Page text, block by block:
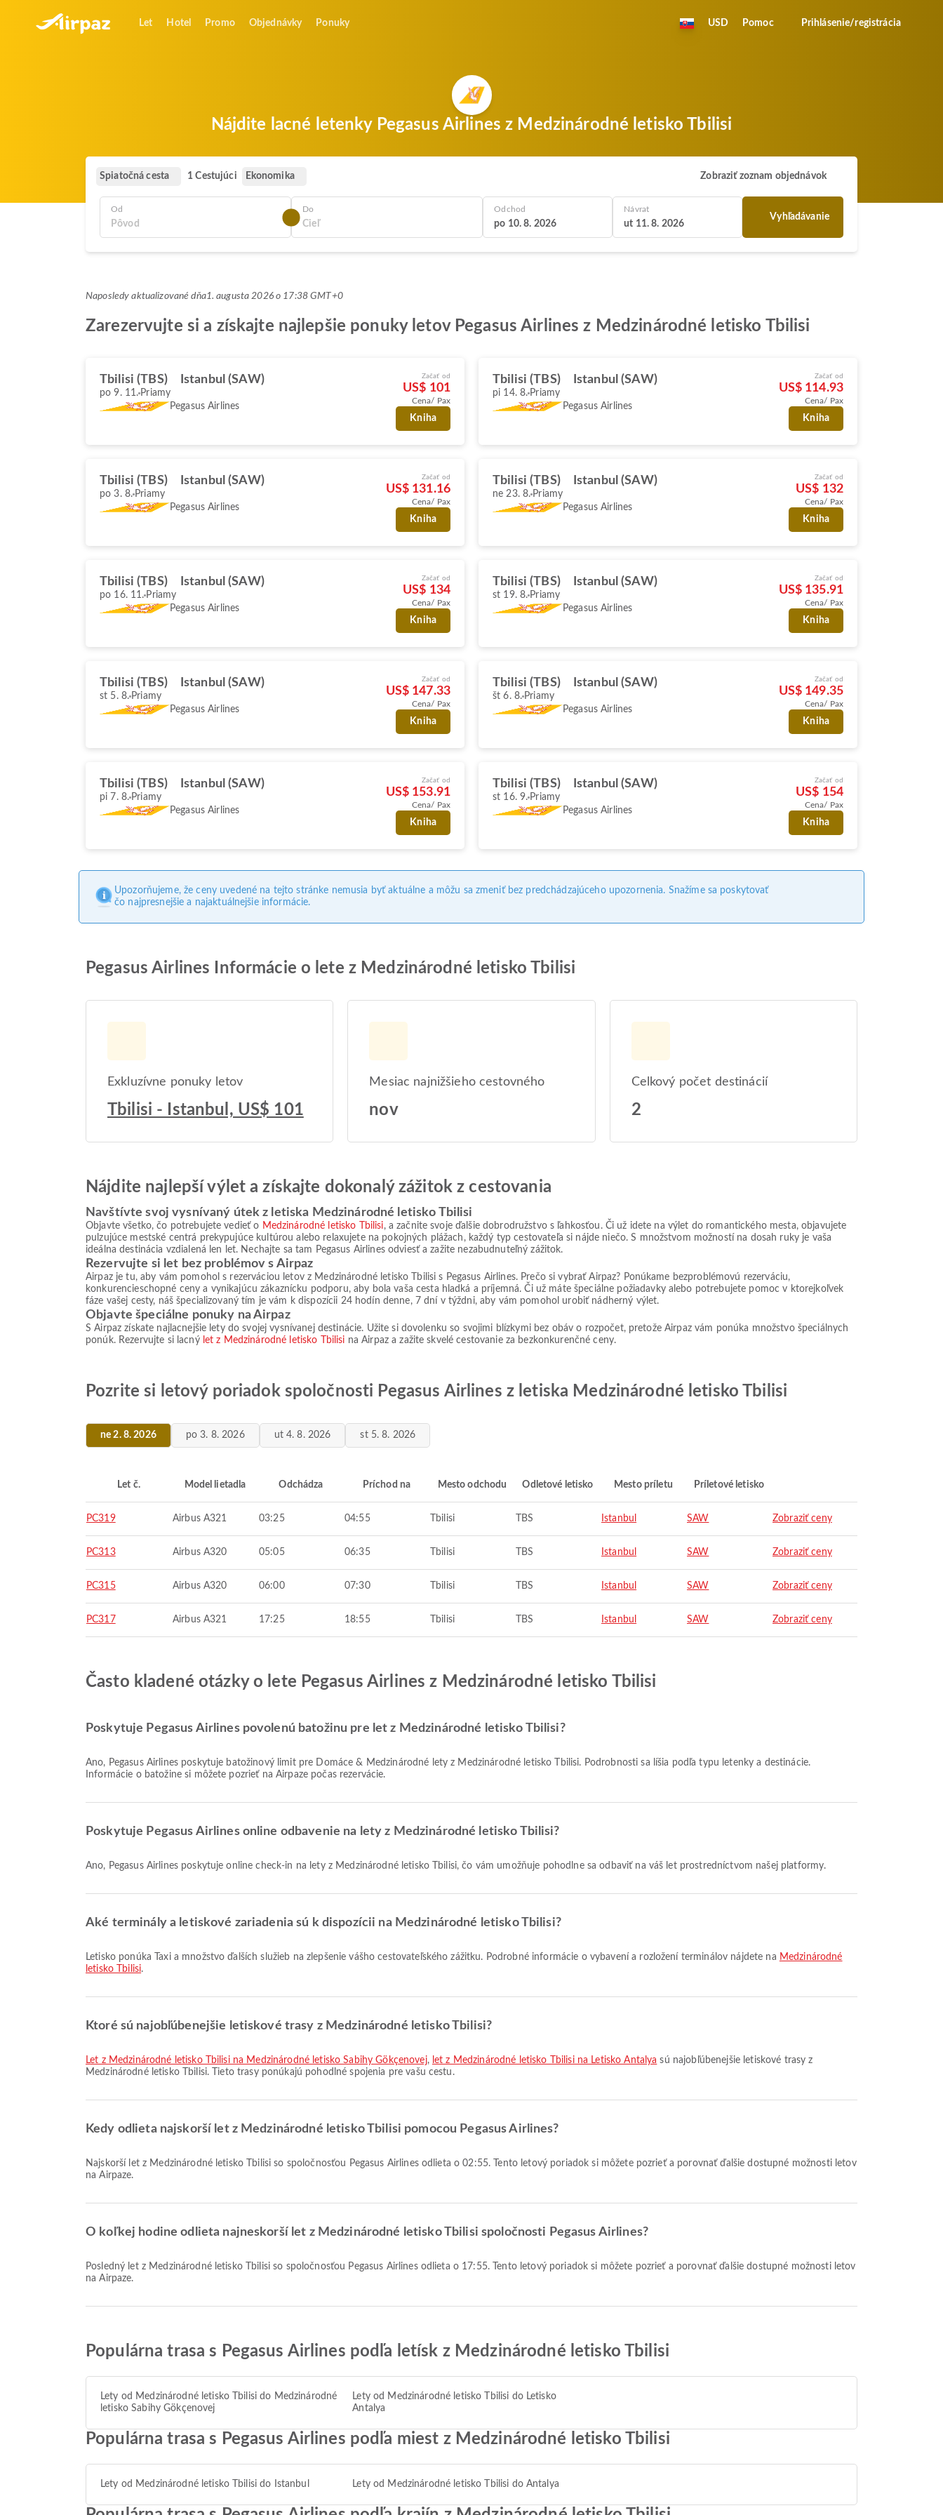
Let Hotel Promo Objednávky Ponuky USD Pomoc Prihlásenie/registrácia
Nájdite lacné letenky Pegasus Airlines z Medzinárodné letisko Tbilisi
Spiatočná cesta 1 Cestujúci Ekonomika Zobraziť zoznam objednávok
Od Do Odchod
po 10. 8. 2026
Návrat
ut 11. 8. 2026
Vyhľadávanie
Naposledy aktualizované dňa1. augusta 2026 o 17:38 GMT+0
Zarezervujte si a získajte najlepšie ponuky letov Pegasus Airlines z Medzinárodné letisko Tbilisi
Tbilisi (TBS) Istanbul (SAW)
po 9. 11. Priamy
Pegasus Airlines
Začať od
US$ 101
Cena/ Pax
Kniha
Tbilisi (TBS) Istanbul (SAW)
pi 14. 8. Priamy
Pegasus Airlines
Začať od
US$ 114.93
Cena/ Pax
Kniha
Tbilisi (TBS) Istanbul (SAW)
po 3. 8. Priamy
Pegasus Airlines
Začať od
US$ 131.16
Cena/ Pax
Kniha
Tbilisi (TBS) Istanbul (SAW)
ne 23. 8. Priamy
Pegasus Airlines
Začať od
US$ 132
Cena/ Pax
Kniha
Tbilisi (TBS) Istanbul (SAW)
po 16. 11. Priamy
Pegasus Airlines
Začať od
US$ 134
Cena/ Pax
Kniha
Tbilisi (TBS) Istanbul (SAW)
st 19. 8. Priamy
Pegasus Airlines
Začať od
US$ 135.91
Cena/ Pax
Kniha
Tbilisi (TBS) Istanbul (SAW)
st 5. 8. Priamy
Pegasus Airlines
Začať od
US$ 147.33
Cena/ Pax
Kniha
Tbilisi (TBS) Istanbul (SAW)
št 6. 8. Priamy
Pegasus Airlines
Začať od
US$ 149.35
Cena/ Pax
Kniha
Tbilisi (TBS) Istanbul (SAW)
pi 7. 8. Priamy
Pegasus Airlines
Začať od
US$ 153.91
Cena/ Pax
Kniha
Tbilisi (TBS) Istanbul (SAW)
st 16. 9. Priamy
Pegasus Airlines
Začať od
US$ 154
Cena/ Pax
Kniha
Upozorňujeme, že ceny uvedené na tejto stránke nemusia byť aktuálne a môžu sa zmeniť bez predchádzajúceho upozornenia. Snažíme sa poskytovať
čo najpresnejšie a najaktuálnejšie informácie.
Pegasus Airlines Informácie o lete z Medzinárodné letisko Tbilisi
Exkluzívne ponuky letov
Tbilisi - Istanbul, US$ 101
Mesiac najnižšieho cestovného
nov
Celkový počet destinácií
2
Nájdite najlepší výlet a získajte dokonalý zážitok z cestovania
Navštívte svoj vysnívaný útek z letiska Medzinárodné letisko Tbilisi
Objavte všetko, čo potrebujete vedieť o Medzinárodné letisko Tbilisi, a začnite svoje ďalšie dobrodružstvo s ľahkosťou. Či už idete na výlet do romantického mesta, objavujete
pulzujúce mestské centrá prekypujúce kultúrou alebo relaxujete na pokojných plážach, každý typ cestovateľa si nájde niečo. S množstvom možností na dosah ruky je vaša
ideálna destinácia vzdialená len let. Nechajte sa tam Pegasus Airlines odviesť a zažite nezabudnuteľný zážitok.
Rezervujte si let bez problémov s Airpaz
Airpaz je tu, aby vám pomohol s rezerváciou letov z Medzinárodné letisko Tbilisi s Pegasus Airlines. Prečo si vybrať Airpaz? Ponúkame bezproblémovú rezerváciu,
konkurencieschopné ceny a vynikajúcu zákaznícku podporu, aby bola vaša cesta hladká a príjemná. Či už máte špeciálne požiadavky alebo potrebujete pomoc v ktorejkoľvek
fáze vašej cesty, náš špecializovaný tím je vám k dispozícii 24 hodín denne, 7 dní v týždni, aby vám pomohol urobiť nádherný výlet.
Objavte špeciálne ponuky na Airpaz
S Airpaz získate najlacnejšie lety do svojej vysnívanej destinácie. Užite si dovolenku so svojimi blízkymi bez obáv o rozpočet, pretože Airpaz vám ponúka množstvo špeciálnych
ponúk. Rezervujte si lacný let z Medzinárodné letisko Tbilisi na Airpaz a zažite skvelé cestovanie za bezkonkurenčné ceny.
Pozrite si letový poriadok spoločnosti Pegasus Airlines z letiska Medzinárodné letisko Tbilisi
ne 2. 8. 2026 po 3. 8. 2026 ut 4. 8. 2026 st 5. 8. 2026
Let č. Model lietadla Odchádza Príchod na Mesto odchodu Odletové letisko Mesto príletu Príletové letisko
PC319 Airbus A321 03:25 04:55 Tbilisi TBS Istanbul SAW Zobraziť ceny
PC313 Airbus A320 05:05 06:35 Tbilisi TBS Istanbul SAW Zobraziť ceny
PC315 Airbus A320 06:00 07:30 Tbilisi TBS Istanbul SAW Zobraziť ceny
PC317 Airbus A321 17:25 18:55 Tbilisi TBS Istanbul SAW Zobraziť ceny
Často kladené otázky o lete Pegasus Airlines z Medzinárodné letisko Tbilisi
Poskytuje Pegasus Airlines povolenú batožinu pre let z Medzinárodné letisko Tbilisi?
Áno, Pegasus Airlines poskytuje batožinový limit pre Domáce & Medzinárodné lety z Medzinárodné letisko Tbilisi. Podrobnosti sa líšia podľa typu letenky a destinácie.
Informácie o batožine si môžete pozrieť na Airpaze počas rezervácie.
Poskytuje Pegasus Airlines online odbavenie na lety z Medzinárodné letisko Tbilisi?
Áno, Pegasus Airlines poskytuje online check-in na lety z Medzinárodné letisko Tbilisi, čo vám umožňuje pohodlne sa odbaviť na váš let prostredníctvom našej platformy.
Aké terminály a letiskové zariadenia sú k dispozícii na Medzinárodné letisko Tbilisi?
Letisko ponúka Taxi a množstvo ďalších služieb na zlepšenie vášho cestovateľského zážitku. Podrobné informácie o vybavení a rozložení terminálov nájdete na Medzinárodné
letisko Tbilisi.
Ktoré sú najobľúbenejšie letiskové trasy z Medzinárodné letisko Tbilisi?
let z Medzinárodné letisko Tbilisi na Medzinárodné letisko Sabihy Gökçenovej, let z Medzinárodné letisko Tbilisi na Letisko Antalya sú najobľúbenejšie letiskové trasy z
Medzinárodné letisko Tbilisi. Tieto trasy ponúkajú pohodlné spojenia pre vašu cestu.
Kedy odlieta najskorší let z Medzinárodné letisko Tbilisi pomocou Pegasus Airlines?
Najskorší let z Medzinárodné letisko Tbilisi so spoločnosťou Pegasus Airlines odlieta o 02:55. Tento letový poriadok si môžete pozrieť a porovnať ďalšie dostupné možnosti letov
na Airpaze.
O koľkej hodine odlieta najneskorší let z Medzinárodné letisko Tbilisi spoločnosti Pegasus Airlines?
Posledný let z Medzinárodné letisko Tbilisi so spoločnosťou Pegasus Airlines odlieta o 17:55. Tento letový poriadok si môžete pozrieť a porovnať ďalšie dostupné možnosti letov
na Airpaze.
Populárna trasa s Pegasus Airlines podľa letísk z Medzinárodné letisko Tbilisi
Lety od Medzinárodné letisko Tbilisi do Medzinárodné
letisko Sabihy Gökçenovej
Lety od Medzinárodné letisko Tbilisi do Letisko
Antalya
Populárna trasa s Pegasus Airlines podľa miest z Medzinárodné letisko Tbilisi
Lety od Medzinárodné letisko Tbilisi do Istanbul Lety od Medzinárodné letisko Tbilisi do Antalya